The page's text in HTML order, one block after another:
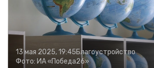
13 мая 2025, 19:45Благоустройство
Фото: ИА «Победа26»